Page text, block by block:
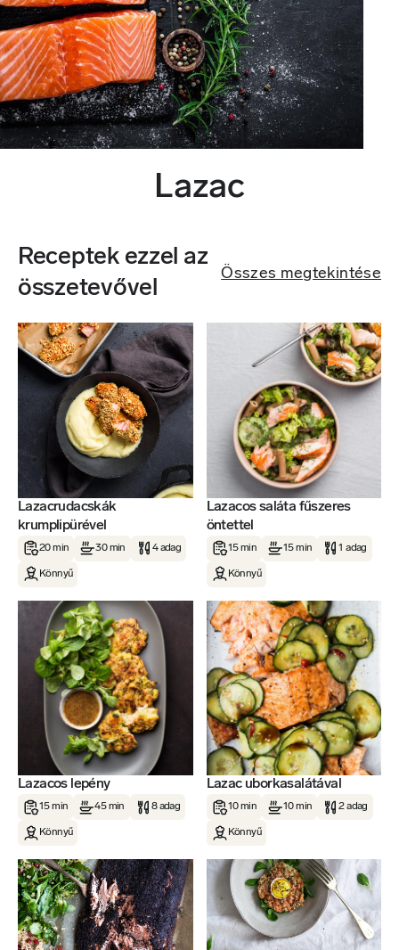
Lazac
Receptek ezzel az
összetevővel
Összes megtekintése
Lazacrudacskák
krumplipürével
20 min 30 min 4 adag
Könnyű
Lazacos saláta fűszeres
öntettel
15 min 15 min 1 adag
Könnyű
Lazacos lepény
15 min 45 min 8 adag
Könnyű
Lazac uborkasalátával
10 min 10 min 2 adag
Könnyű